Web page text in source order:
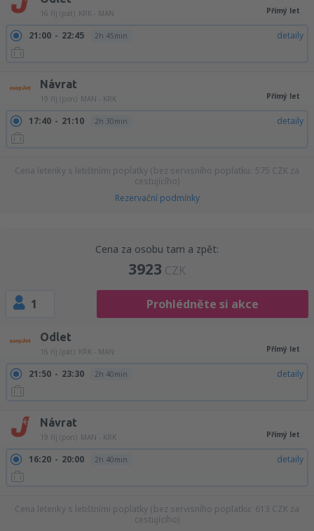
16 říj (pát) KRK - MAN Přímý let
21:00 22:45 2h 45min detaily
Návrat
19 říj (pon) MAN - KRK Přímý let
17:40 21:10 2h 30min detaily
Cena letenky s letištními poplatky (bez servisního poplatku: 575 CZK za
cestujícího)
Rezervační podmínky
Cena za osobu tam a zpět:
3923 CZK
1 Prohlédněte si akce
Odlet
16 říj (pát) KRK - MAN Přímý let
21:50 23:30 2h 40min detaily
Návrat
19 říj (pon) MAN - KRK Přímý let
16:20 20:00 2h 40min detaily
Cena letenky s letištními poplatky (bez servisního poplatku: 613 CZK za
cestujícího)